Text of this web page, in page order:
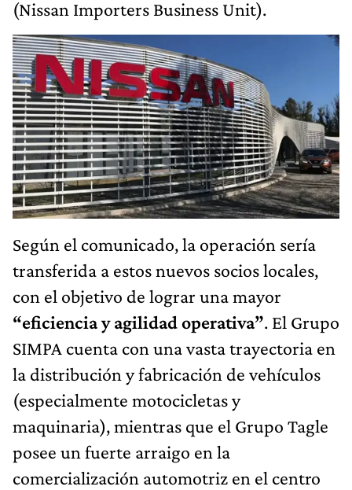
(Nissan Importers Business Unit).
Según el comunicado, la operación sería
transferida a estos nuevos socios locales,
con el objetivo de lograr una mayor
“eficiencia y agilidad operativa”. El Grupo
SIMPA cuenta con una vasta trayectoria en
la distribución y fabricación de vehículos
(especialmente motocicletas y
maquinaria), mientras que el Grupo Tagle
posee un fuerte arraigo en la
comercialización automotriz en el centro